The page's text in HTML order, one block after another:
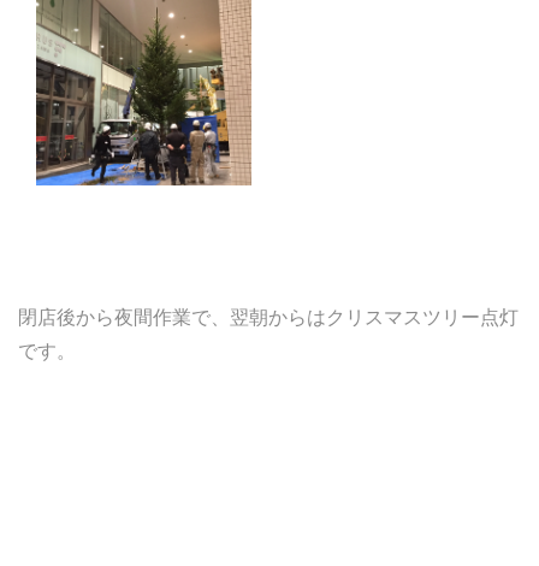
閉店後から夜間作業で、翌朝からはクリスマスツリー点灯
です。